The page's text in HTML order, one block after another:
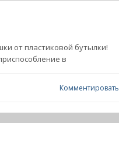
от пластиковой бутылки!
в
Комментировать